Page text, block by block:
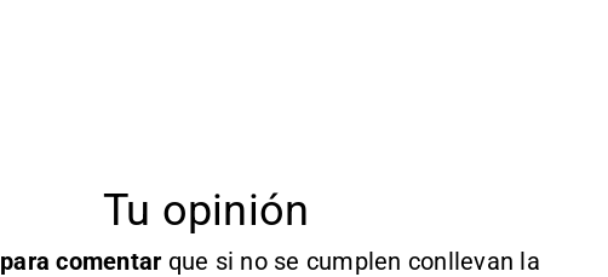
Tu opinión
para comentar que si no se cumplen conllevan la